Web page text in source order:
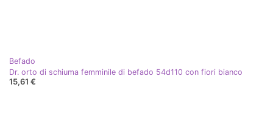
Befado
Dr. orto di schiuma femminile di befado 54d110 con fiori bianco
15,61 €